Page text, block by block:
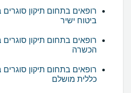
רופאים בתחום תיקון
ביטוח ישיר
רופאים בתחום תיקון
הכשרה
רופאים בתחום תיקון
כללית מושלם